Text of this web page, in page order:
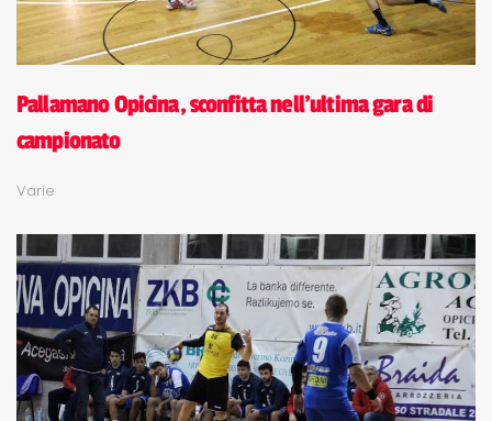
Pallamano Opicina, sconfitta nell'ultima gara di
campionato
Varie